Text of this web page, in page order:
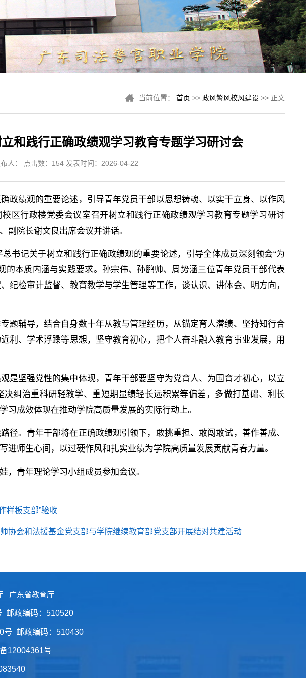
当前位置：首页 >>政风警风校风建设 >> 正文
和践行正确政绩观学习教育专题学习研讨会
人： 点击数： 154 发表时间：2026-04-22
政绩观的重要论述，引导青年党员干部以思想铸魂、以实干立身、以作风
区行政楼党委会议室召开树立和践行正确政绩观学习教育专题学习研讨
副院长谢文良出席会议并讲话。
书记关于树立和践行正确政绩观的重要论述，引导全体成员深刻领会“为
的本质内涵与实践要求。孙宗伟、孙鹏帅、周势涵三位青年党员干部代表
纪检审计监督、教育教学与学生管理等工作，谈认识、讲体会、明方向，
题辅导，结合自身数十年从教与管理经历，从锚定育人潜绩、坚持知行合
利、学术浮躁等思想，坚守教育初心，把个人奋斗融入教育事业发展，用
是坚强党性的集中体现，青年干部要坚守为党育人、为国育才初心，以立
纠治重科研轻教学、重短期显绩轻长远积累等偏差，多做打基础、利长
成效体现在推动学院高质量发展的实际行动上。
径。青年干部将在正确政绩观引领下，敢挑重担、敢闯敢试，善作善成、
师生心间，以过硬作风和扎实业绩为学院高质量发展贡献青春力量。
，青年理论学习小组成员参加会议。
样板支部”验收
会和法援基金党支部与学院继续教育部党支部开展结对共建活动
广东省教育厅
邮政编码：510520
号 邮政编码：510430
12004361号